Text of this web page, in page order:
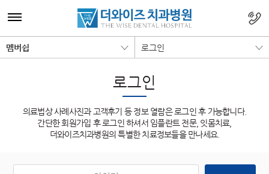
멤버쉽 로그인
로그인
의료법상 사례사진과 고객후기 등 정보 열람은 로그인 후 가능합니다.
간단한 회원가입 후 로그인 하셔서 임플란트 전문, 잇몸치료,
더와이즈치과병원의 특별한 치료정보들을 만나세요.